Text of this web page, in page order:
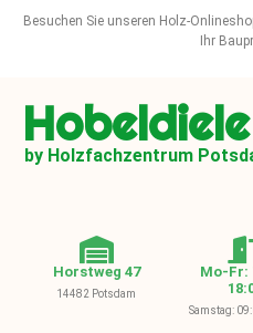
Besuchen Sie unseren Holz-
Ihr
Hobeldiele
by Holzfachzentrum
Horstweg 47
14482 Potsdam
Mo-Fr:
Samstag: